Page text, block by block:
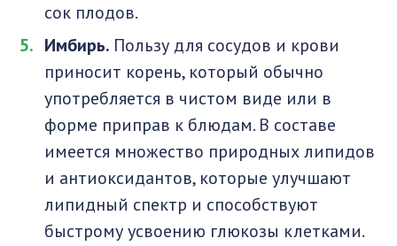
сок плодов.
Имбирь. Пользу для сосудов и крови
приносит корень, который обычно
употребляется в чистом виде или в
форме приправ к блюдам. В составе
имеется множество природных липидов
и антиоксидантов, которые улучшают
липидный спектр и способствуют
быстрому усвоению глюкозы клетками.